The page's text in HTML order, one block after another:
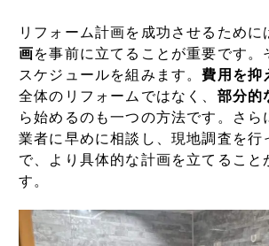
リフォーム計画を成功させるために
画を事前に立てることが重要です。
スケジュールを組みます。費用を抑
全体のリフォームではなく、 部分的
ら始めるのも一つの方法です。さら
業者に早めに相談し、現地調査を行
で、より具体的な計画を立てること
す。